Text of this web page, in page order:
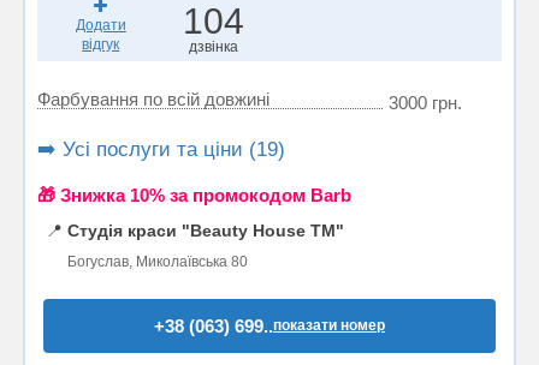
Додати
відгук
104
дзвінка
Фарбування по всій довжині 3000 грн.
➡️ Усі послуги та ціни (19)
🎁 Знижка 10% за промокодом Barb
📍 Студія краси "Beauty House TM"
Богуслав, Миколаївська 80
+38 (063) 699..показати номер